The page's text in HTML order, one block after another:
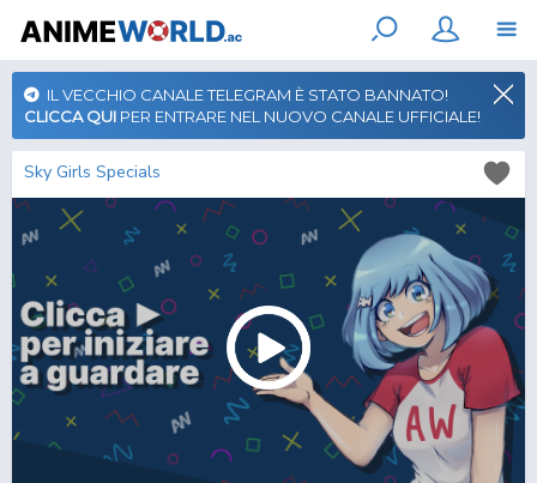
IL VECCHIO CANALE TELEGRAM È STATO BANNATO!
CLICCA QUI PER ENTRARE NEL NUOVO CANALE UFFICIALE!
Sky Girls Specials